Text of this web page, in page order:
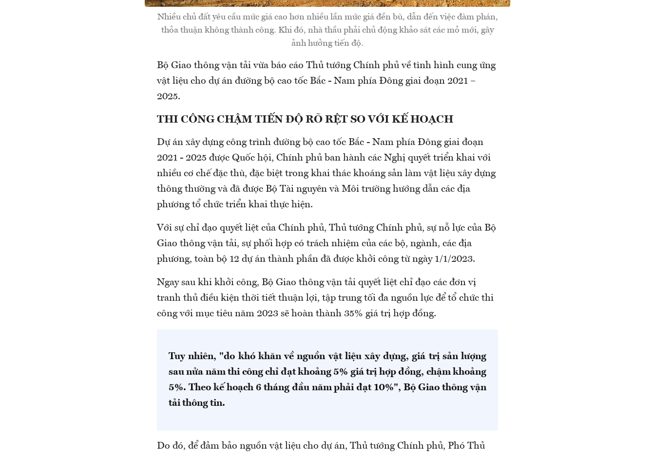
Nhiều chủ đất yêu cầu mức giá cao hơn nhiều lần mức giá đền bù, dẫn đến việc đàm phán,
thỏa thuận không thành công. Khi đó, nhà thầu phải chủ động khảo sát các mỏ mới, gây
ảnh hưởng tiến độ.
Bộ Giao thông vận tải vừa báo cáo Thủ tướng Chính phủ về tình hình cung ứng
vật liệu cho dự án đường bộ cao tốc Bắc - Nam phía Đông giai đoạn 2021 –
2025.
THI CÔNG CHẬM TIẾN ĐỘ RÕ RỆT SO VỚI KẾ HOẠCH
Dự án xây dựng công trình đường bộ cao tốc Bắc - Nam phía Đông giai đoạn
2021 - 2025 được Quốc hội, Chính phủ ban hành các Nghị quyết triển khai với
nhiều cơ chế đặc thù, đặc biệt trong khai thác khoáng sản làm vật liệu xây dựng
thông thường và đã được Bộ Tài nguyên và Môi trường hướng dẫn các địa
phương tổ chức triển khai thực hiện.
Với sự chỉ đạo quyết liệt của Chính phủ, Thủ tướng Chính phủ, sự nỗ lực của Bộ
Giao thông vận tải, sự phối hợp có trách nhiệm của các bộ, ngành, các địa
phương, toàn bộ 12 dự án thành phần đã được khởi công từ ngày 1/1/2023.
Ngay sau khi khởi công, Bộ Giao thông vận tải quyết liệt chỉ đạo các đơn vị
tranh thủ điều kiện thời tiết thuận lợi, tập trung tối đa nguồn lực để tổ chức thi
công với mục tiêu năm 2023 sẽ hoàn thành 35% giá trị hợp đồng.
Tuy nhiên, "do khó khăn về nguồn vật liệu xây dựng, giá trị sản lượng
sau nửa năm thi công chỉ đạt khoảng 5% giá trị hợp đồng, chậm khoảng
5%. Theo kế hoạch 6 tháng đầu năm phải đạt 10%", Bộ Giao thông vận
tải thông tin.
Do đó, để đảm bảo nguồn vật liệu cho dự án, Thủ tướng Chính phủ, Phó Thủ